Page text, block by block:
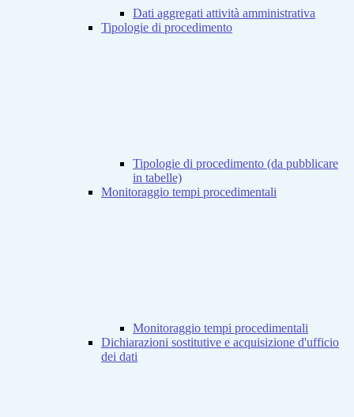
Dati aggregati attività amministrativa
Tipologie di procedimento
Tipologie di procedimento (da pubblicare
in tabelle)
Monitoraggio tempi procedimentali
Monitoraggio tempi procedimentali
Dichiarazioni sostitutive e acquisizione d'ufficio
dei dati